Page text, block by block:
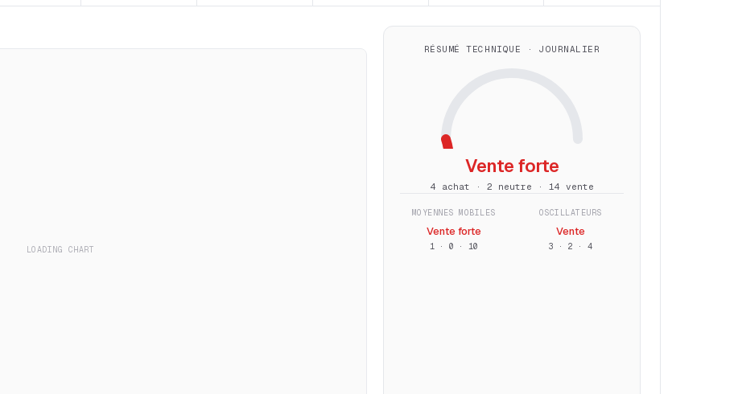
LOADING CHART
RÉSUMÉ TECHNIQUE · JOURNALIER
Vente forte
4 achat · 2 neutre · 14 vente
MOYENNES MOBILES
Vente forte
1· 0 · 10
OSCILLATEURS
Vente
3 · 2 · 4